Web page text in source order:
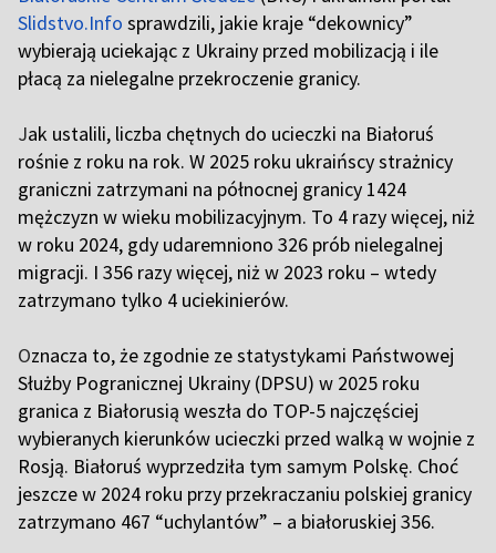
Slidstvo.Info sprawdzili, jakie kraje “dekownicy”
wybierają uciekając z Ukrainy przed mobilizacją i ile
płacą za nielegalne przekroczenie granicy.
Jak ustalili, liczba chętnych do ucieczki na Białoruś
rośnie z roku na rok. W 2025 roku ukraińscy strażnicy
graniczni zatrzymani na północnej granicy 1424
mężczyzn w wieku mobilizacyjnym. To 4 razy więcej, niż
w roku 2024, gdy udaremniono 326 prób nielegalnej
migracji. I 356 razy więcej, niż w 2023 roku – wtedy
zatrzymano tylko 4 uciekinierów.
Oznacza to, że zgodnie ze statystykami Państwowej
Służby Pogranicznej Ukrainy (DPSU) w 2025 roku
granica z Białorusią weszła do TOP-5 najczęściej
wybieranych kierunków ucieczki przed walką w wojnie z
Rosją. Białoruś wyprzedziła tym samym Polskę. Choć
jeszcze w 2024 roku przy przekraczaniu polskiej granicy
zatrzymano 467 “uchylantów” – a białoruskiej 356.